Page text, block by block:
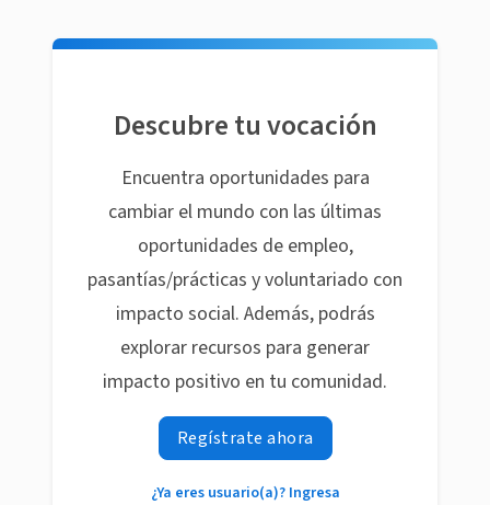
Descubre tu vocación
Encuentra oportunidades para
cambiar el mundo con las últimas
oportunidades de empleo,
pasantías/prácticas y voluntariado con
impacto social. Además, podrás
explorar recursos para generar
impacto positivo en tu comunidad.
Regístrate ahora
¿Ya eres usuario(a)? Ingresa